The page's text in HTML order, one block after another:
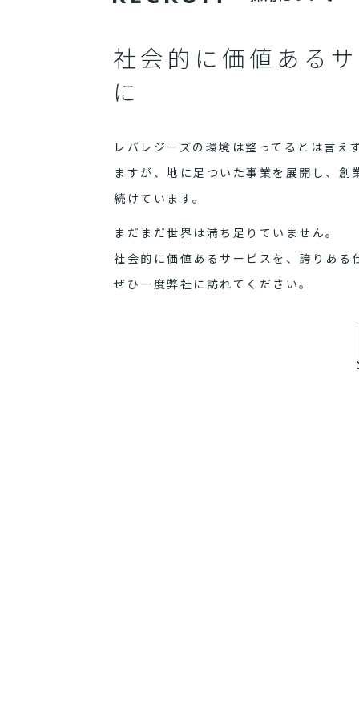
社会的に価値ある
に
レバレジーズの環境は整ってるとは言え
ますが、地に足ついた事業を展開し、創
続けています。
まだまだ世界は満ち足りていません。
社会的に価値あるサービスを、誇りある
ぜひ一度弊社に訪れてください。